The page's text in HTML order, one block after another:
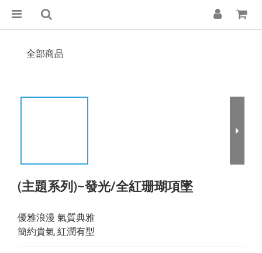
全部商品
(主題系列)~發光/全紅珊瑚項墜
優雅浪漫 氣質典雅
簡約貴氣 紅潤有型